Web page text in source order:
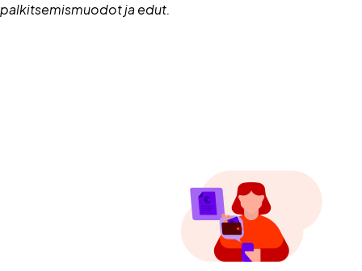
palkitsemismuodot ja edut.